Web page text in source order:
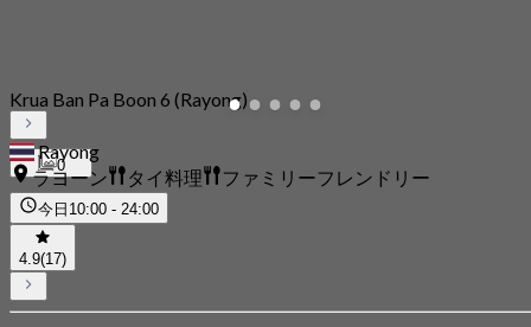
0
Krua Ban Pa Boon 6 (Rayong)
Rayong
ラヨーン
タイ料理 ファミリーフレンドリー
今日 10:00 - 24:00
4.9(17)